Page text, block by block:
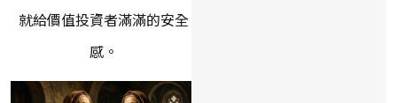
就給價值投資者滿滿的安全
感。